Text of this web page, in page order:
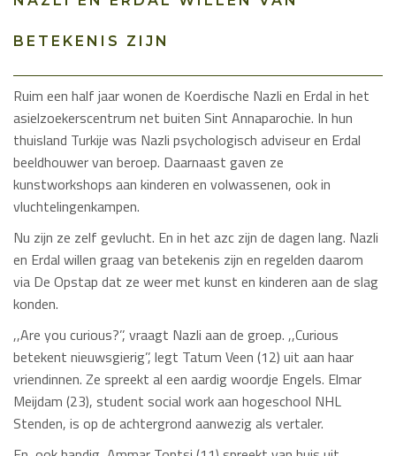
BETEKENIS ZIJN
Ruim een half jaar wonen de Koerdische Nazli en Erdal in het
asielzoekerscentrum net buiten Sint Annaparochie. In hun
thuisland Turkije was Nazli psychologisch adviseur en Erdal
beeldhouwer van beroep. Daarnaast gaven ze
kunstworkshops aan kinderen en volwassenen, ook in
vluchtelingenkampen.
Nu zijn ze zelf gevlucht. En in het azc zijn de dagen lang. Nazli
en Erdal willen graag van betekenis zijn en regelden daarom
via De Opstap dat ze weer met kunst en kinderen aan de slag
konden.
,,Are you curious?’’, vraagt Nazli aan de groep. ,,Curious
betekent nieuwsgierig’’, legt Tatum Veen (12) uit aan haar
vriendinnen. Ze spreekt al een aardig woordje Engels. Elmar
Meijdam (23), student social work aan hogeschool NHL
Stenden, is op de achtergrond aanwezig als vertaler.